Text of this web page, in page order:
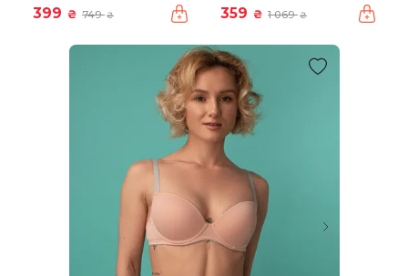
399 ₴ 749₴ 359 ₴ 1 069₴